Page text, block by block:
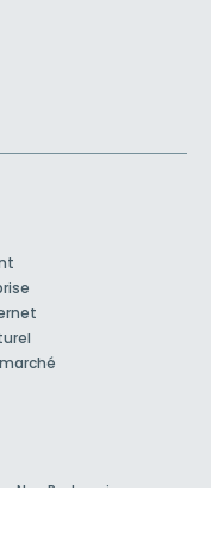
Nos Partenaires